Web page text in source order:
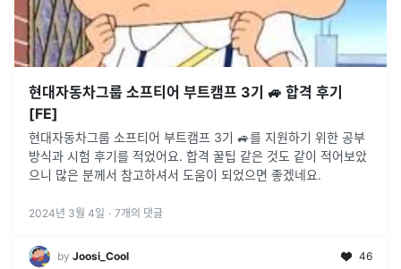
현대자동차그룹 소프티어 부트캠프 3기 🚙 합격 후기
[FE]
현대자동차그룹 소프티어 부트캠프 3기 🚙를 지원하기 위한 공부
방식과 시험 후기를 적었어요. 합격 꿀팁 같은 것도 같이 적어보았
으니 많은 분께서 참고하셔서 도움이 되었으면 좋겠네요.
2024년 3월 4일 · 7개의 댓글
by Joosi_Cool 46